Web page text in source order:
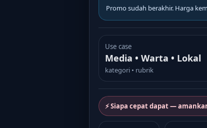
Promo sudah berakhir. Harga
Use case
Media • Warta • Lokal
kategori • rubrik
⚡ Siapa cepat dapat —